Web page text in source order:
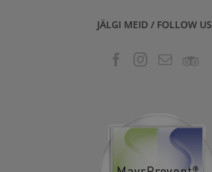
JÄLGI MEID / FOLLOW US